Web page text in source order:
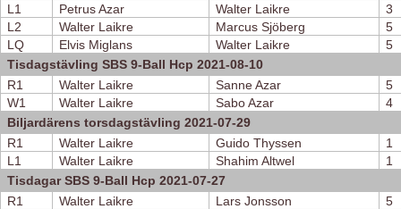
L1
Petrus Azar Walter Laikre
3
L2
Walter Laikre Marcus Sjöberg
5
LQ
Elvis Miglans Walter Laikre
5
Tisdagstävling SBS 9-Ball Hcp 2021-08-10
R1
Walter Laikre Sanne Azar
5
W1
Walter Laikre Sabo Azar
4
Biljardärens torsdagstävling 2021-07-29
R1
Walter Laikre Guido Thyssen
1
L1
Walter Laikre Shahim Altwel
1
Tisdagar SBS 9-Ball Hcp 2021-07-27
R1
Walter Laikre Lars Jonsson
5